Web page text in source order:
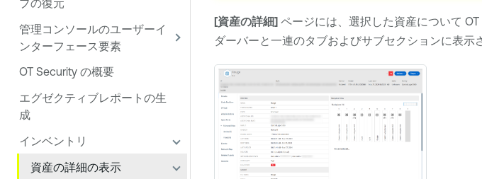
プの復元
管理コンソールのユーザーイ
ンターフェース要素
OT Security の概要
エグゼクティブレポートの生
成
インベントリ
資産の詳細の表示
[資産の詳細] ページには、選択した資産について
ダーバーと一連のタブおよびサブセクションに表示